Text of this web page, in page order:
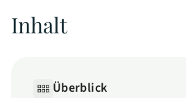
Inhalt
Überblick